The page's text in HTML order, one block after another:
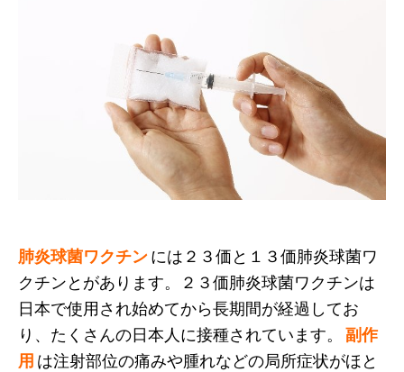
肺炎球菌ワクチンには２３価と１３価肺炎球菌ワ
クチンとがあります。２３価肺炎球菌ワクチンは
日本で使用され始めてから長期間が経過してお
り、たくさんの日本人に接種されています。 副作
用 は注射部位の痛みや腫れなどの局所症状がほと